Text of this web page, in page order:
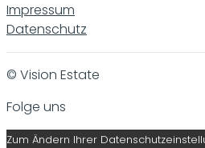
Impressum
Datenschutz
© Vision Estate
Folge uns
Zum Ändern Ihrer